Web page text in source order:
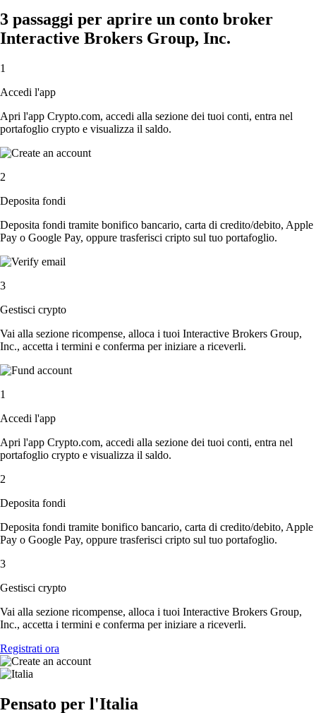
3 passaggi per aprire un conto broker
Interactive Brokers Group, Inc.
1
Accedi l'app
Apri l'app Crypto.com, accedi alla sezione dei tuoi conti, entra nel
portafoglio crypto e visualizza il saldo.
2
Deposita fondi
Deposita fondi tramite bonifico bancario, carta di credito/debito, Apple
Pay o Google Pay, oppure trasferisci cripto sul tuo portafoglio.
3
Gestisci crypto
Vai alla sezione ricompense, alloca i tuoi Interactive Brokers Group,
Inc., accetta i termini e conferma per iniziare a riceverli.
1
Accedi l'app
Apri l'app Crypto.com, accedi alla sezione dei tuoi conti, entra nel
portafoglio crypto e visualizza il saldo.
2
Deposita fondi
Deposita fondi tramite bonifico bancario, carta di credito/debito, Apple
Pay o Google Pay, oppure trasferisci cripto sul tuo portafoglio.
3
Gestisci crypto
Vai alla sezione ricompense, alloca i tuoi Interactive Brokers Group,
Inc., accetta i termini e conferma per iniziare a riceverli.
Registrati ora
Pensato per l'Italia